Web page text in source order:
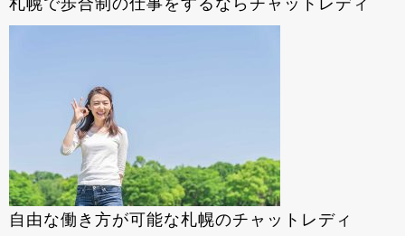
自由な働き方が可能な札幌のチャットレディ